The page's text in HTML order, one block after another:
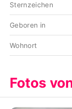
Sternzeichen
Geboren in
Wohnort
Fotos